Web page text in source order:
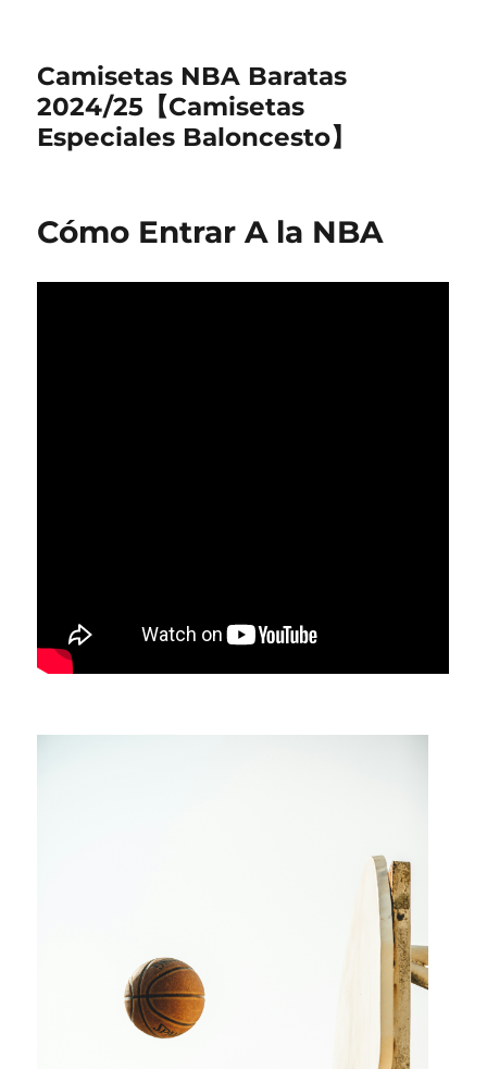
Camisetas NBA Baratas
2024/25【Camisetas
Especiales Baloncesto】
Cómo Entrar A la NBA